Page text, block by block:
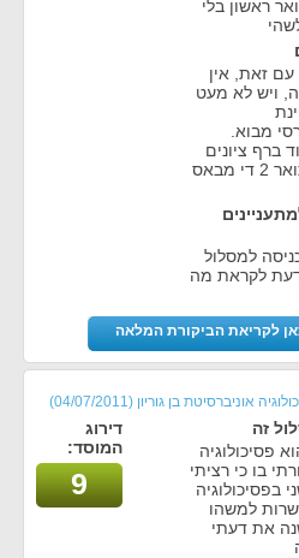
ראשון בלי
עם זאת, אין
ויש לא מעט
מבוא.
ברף ציונים
בשביל להמשיך לתואר 2 די מבאס
למסלול
לקראת מה
לקריאת הביקורת המלאה
אוניברסיטת בן גוריון (04/07/2011)
זה
פסיכולוגיה
בו כי רציתי
בפסיכולוגיה
למשהו
את דעתי
דירוג
המוסד:
9